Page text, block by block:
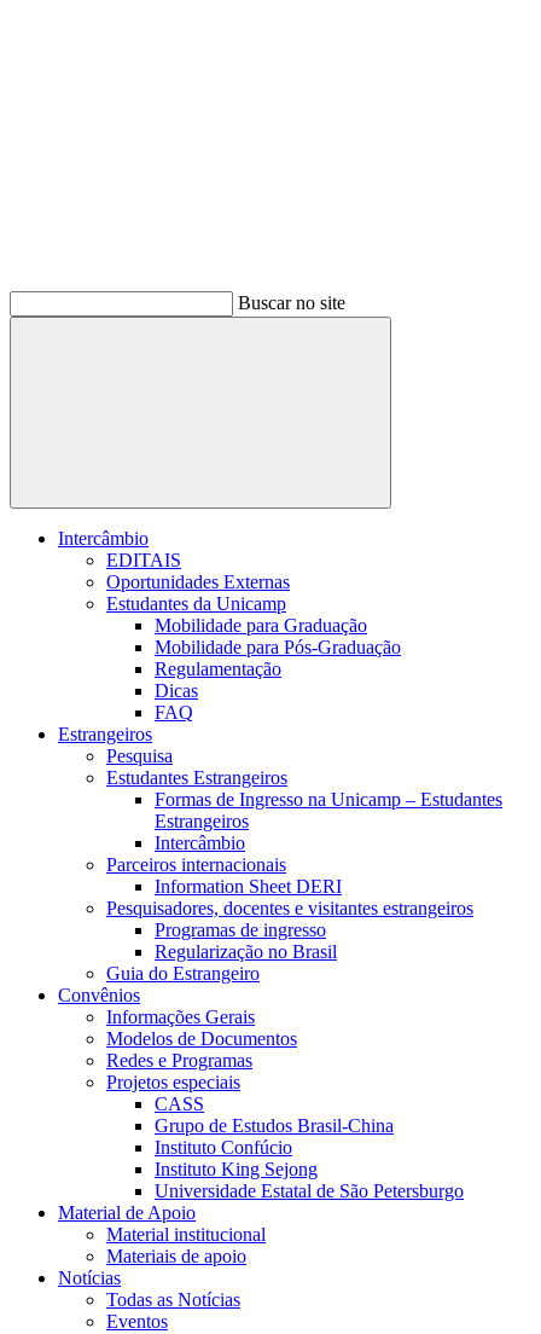
Buscar no site
Buscar
Intercâmbio
EDITAIS
Oportunidades Externas
Estudantes da Unicamp
Mobilidade para Graduação
Mobilidade para Pós-Graduação
Regulamentação
Dicas
FAQ
Estrangeiros
Pesquisa
Estudantes Estrangeiros
Formas de Ingresso na Unicamp – Estudantes
Estrangeiros
Intercâmbio
Parceiros internacionais
Information Sheet DERI
Pesquisadores, docentes e visitantes estrangeiros
Programas de ingresso
Regularização no Brasil
Guia do Estrangeiro
Convênios
Informações Gerais
Modelos de Documentos
Redes e Programas
Projetos especiais
CASS
Grupo de Estudos Brasil-China
Instituto Confúcio
Instituto King Sejong
Universidade Estatal de São Petersburgo
Material de Apoio
Material institucional
Materiais de apoio
Notícias
Todas as Notícias
Eventos